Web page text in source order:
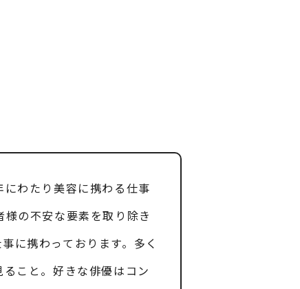
わたり美容に携わる仕事
の不安な要素を取り除き
に携わっております。多く
こと。好きな俳優はコン